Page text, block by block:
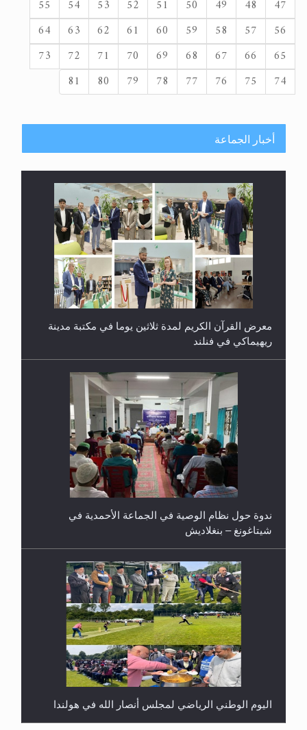
47
48
49
50
51
52
53
54
55
56
57
58
59
60
61
62
63
64
65
66
67
68
69
70
71
72
73
74
75
76
77
78
79
80
81
أخبار الجماعة
معرض القرآن الكريم لمدة ثلاثين يوما في مكتبة مدينة
ريهيماكي في فنلند
ندوة حول نظام الوصية في الجماعة الأحمدية في
شيتاغونغ – بنغلاديش
اليوم الوطني الرياضي لمجلس أنصار الله في هولندا